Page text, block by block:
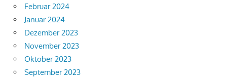
Februar 2024
Januar 2024
Dezember 2023
November 2023
Oktober 2023
September 2023